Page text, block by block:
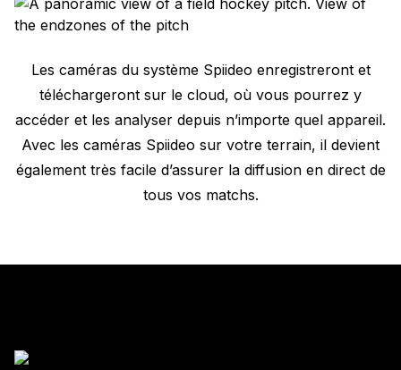
Les caméras du système Spiideo enregistreront et
téléchargeront sur le cloud, où vous pourrez y
accéder et les analyser depuis n’importe quel appareil.
Avec les caméras Spiideo sur votre terrain, il devient
également très facile d’assurer la diffusion en direct de
tous vos matchs.